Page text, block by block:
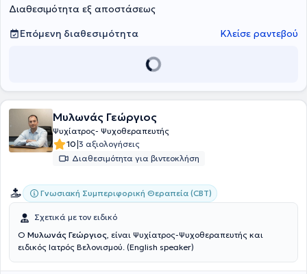
Διαθεσιμότητα εξ αποστάσεως
Επόμενη διαθεσιμότητα
Κλείσε ραντεβού
Μυλωνάς Γεώργιος
Ψυχίατρος- Ψυχοθεραπευτής
10|3 αξιολογήσεις
Διαθεσιμότητα για βιντεοκλήση
Γνωσιακή Συμπεριφορική Θεραπεία (CBT)
Σχετικά με τον ειδικό
Ο Μυλωνάς Γεώργιος, είναι Ψυχίατρος-Ψυχοθεραπευτής και
ειδικός Ιατρός Βελονισμού. (English speaker)